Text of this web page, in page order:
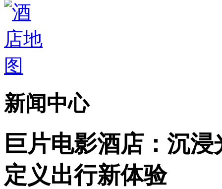
新闻中心
巨片电影酒店：‌沉
定义出行新体验